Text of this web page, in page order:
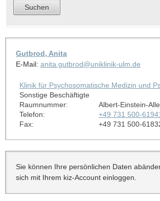
Gutbrod, Anita
E-Mail: anita.gutbrod@uniklinik-ulm.de
Klinik für Psychosomatische Medizin und
Sonstige Beschäftigte
Raumnummer:
Albert-Einstein-
Telefon:
+49 731 500-
Fax:
+49 731 500-
Sie können Ihre persönlichen Daten
sich mit Ihrem kiz-Account einloggen.